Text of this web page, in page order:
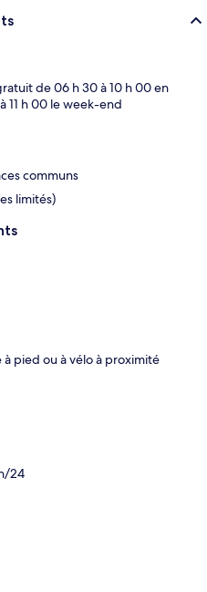
de 06 h 30 à 10 h 00 en
11 h 00 le week-end
communs
limités)
pied ou à vélo à proximité
24